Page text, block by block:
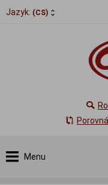
Jazyk: (CS)
Menu